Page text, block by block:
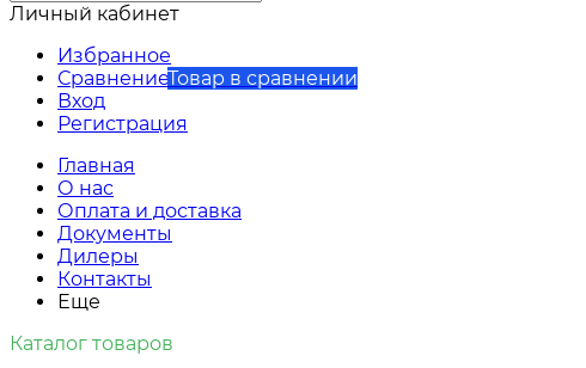
Личный кабинет
Избранное
СравнениеТовар в сравнении
Вход
Регистрация
Главная
О нас
Оплата и доставка
Документы
Дилеры
Контакты
Еще
Каталог товаров